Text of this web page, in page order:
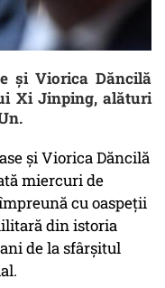
și Viorica Dăncilă
Xi Jinping, alături
și Viorica Dăncilă
miercuri de
cu oaspeții
din istoria
de la sfârșitul